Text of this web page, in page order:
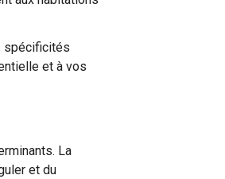
spécificités
et à vos
La
et du